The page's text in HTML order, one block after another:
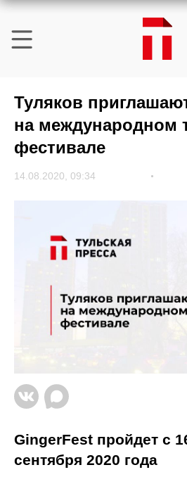
Туляков
на международном
фестивале
14.08.2020, 09:34
GingerFest пройдет с
сентября 2020 года